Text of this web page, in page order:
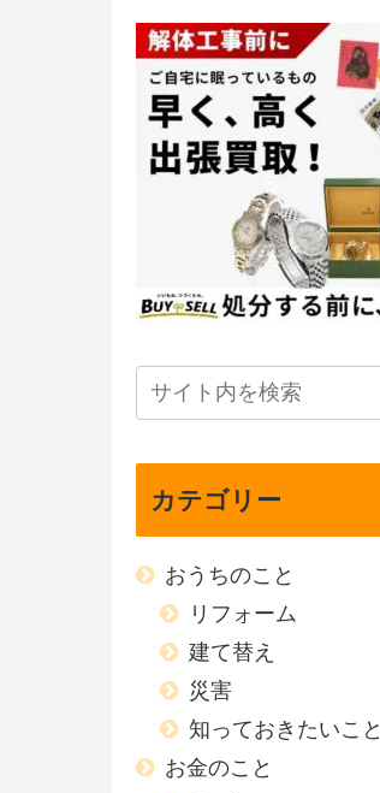
カテゴリー
おうちのこと
リフォーム
建て替え
災害
知っておきたいこと
お金のこと